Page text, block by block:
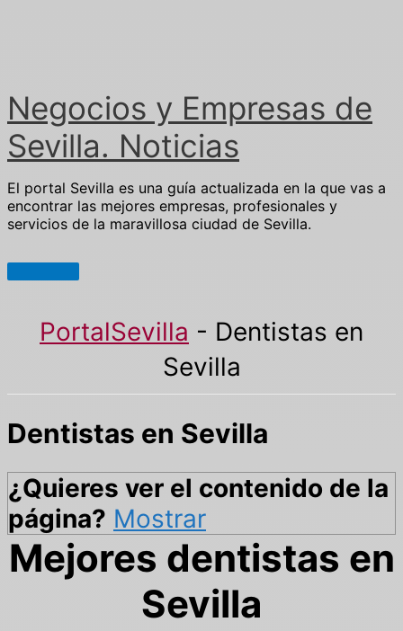
Negocios y Empresas de
Sevilla. Noticias
El portal Sevilla es una guía actualizada en la que vas a
encontrar las mejores empresas, profesionales y
servicios de la maravillosa ciudad de Sevilla.
Menú
PortalSevilla - Dentistas en
Sevilla
Dentistas en Sevilla
¿Quieres ver el contenido de la
página? Mostrar
Mejores dentistas en
Sevilla